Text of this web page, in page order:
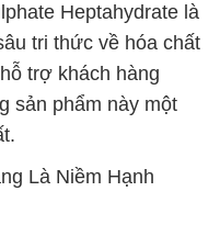
Heptahydrate là
tri thức về hóa chất
trợ khách hàng
sản phẩm này một
Là Niềm Hạnh